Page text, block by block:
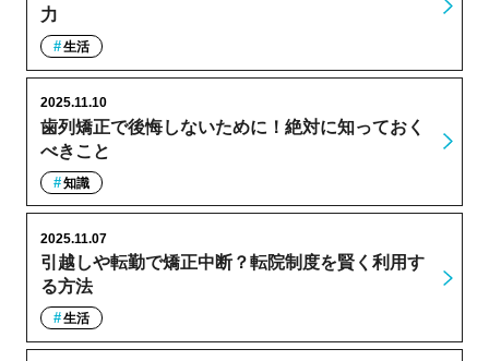
力
生活
歯列矯正で後悔しないために！絶対に知っておく
べきこと
2025.11.10
知識
引越しや転勤で矯正中断？転院制度を賢く利用す
る方法
2025.11.07
生活